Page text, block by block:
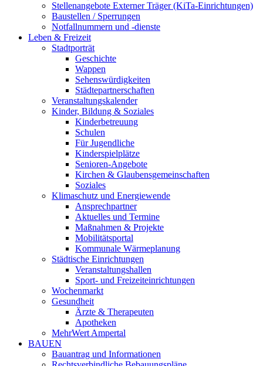
Stellenangebote Externer Träger (KiTa-Einrichtungen)
Baustellen / Sperrungen
Notfallnummern und -dienste
Leben & Freizeit
Stadtporträt
Geschichte
Wappen
Sehenswürdigkeiten
Städtepartnerschaften
Veranstaltungskalender
Kinder, Bildung & Soziales
Kinderbetreuung
Schulen
Für Jugendliche
Kinderspielplätze
Senioren-Angebote
Kirchen & Glaubensgemeinschaften
Soziales
Klimaschutz und Energiewende
Ansprechpartner
Aktuelles und Termine
Maßnahmen & Projekte
Mobilitätsportal
Kommunale Wärmeplanung
Städtische Einrichtungen
Veranstaltungshallen
Sport- und Freizeiteinrichtungen
Wochenmarkt
Gesundheit
Ärzte & Therapeuten
Apotheken
MehrWert Ampertal
BAUEN
Bauantrag und Informationen